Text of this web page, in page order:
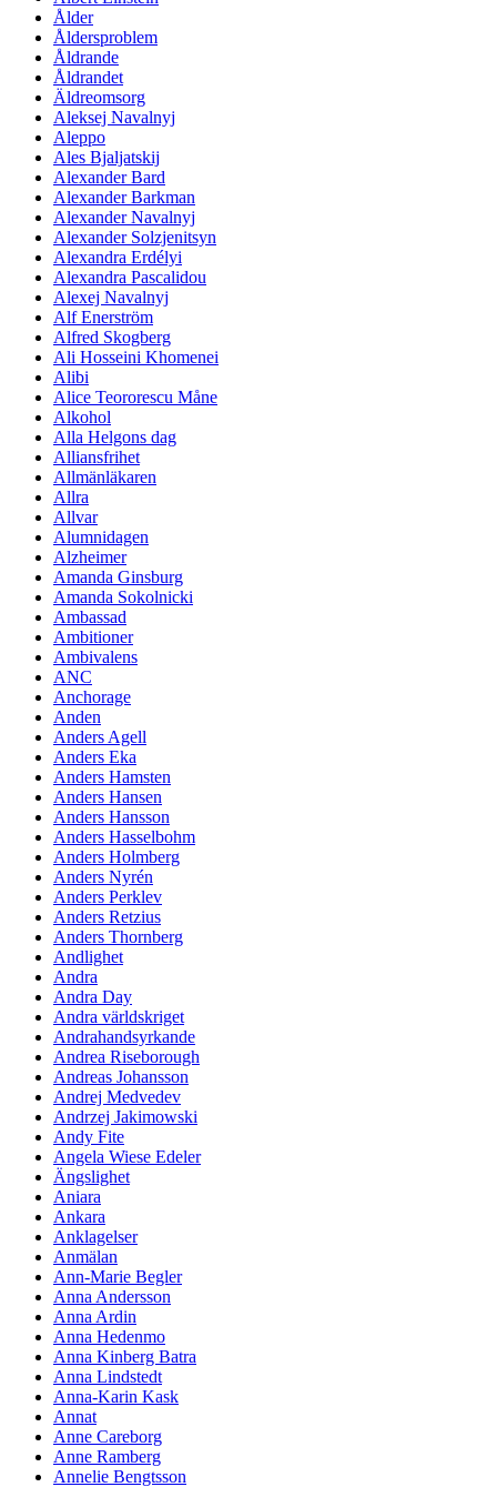
Ålder
Åldersproblem
Åldrande
Åldrandet
Äldreomsorg
Aleksej Navalnyj
Aleppo
Ales Bjaljatskij
Alexander Bard
Alexander Barkman
Alexander Navalnyj
Alexander Solzjenitsyn
Alexandra Erdélyi
Alexandra Pascalidou
Alexej Navalnyj
Alf Enerström
Alfred Skogberg
Ali Hosseini Khomenei
Alibi
Alice Teororescu Måne
Alkohol
Alla Helgons dag
Alliansfrihet
Allmänläkaren
Allra
Allvar
Alumnidagen
Alzheimer
Amanda Ginsburg
Amanda Sokolnicki
Ambassad
Ambitioner
Ambivalens
ANC
Anchorage
Anden
Anders Agell
Anders Eka
Anders Hamsten
Anders Hansen
Anders Hansson
Anders Hasselbohm
Anders Holmberg
Anders Nyrén
Anders Perklev
Anders Retzius
Anders Thornberg
Andlighet
Andra
Andra Day
Andra världskriget
Andrahandsyrkande
Andrea Riseborough
Andreas Johansson
Andrej Medvedev
Andrzej Jakimowski
Andy Fite
Angela Wiese Edeler
Ängslighet
Aniara
Ankara
Anklagelser
Anmälan
Ann-Marie Begler
Anna Andersson
Anna Ardin
Anna Hedenmo
Anna Kinberg Batra
Anna Lindstedt
Anna-Karin Kask
Annat
Anne Careborg
Anne Ramberg
Annelie Bengtsson